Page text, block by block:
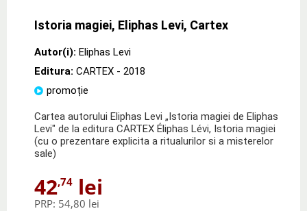
Istoria magiei, Eliphas Levi, Cartex
Autor(i): Eliphas Levi
Editura: CARTEX - 2018
promoție
Cartea autorului Eliphas Levi „Istoria magiei de Eliphas
Levi" de la editura CARTEX Éliphas Lévi, Istoria magiei
(cu o prezentare explicita a ritualurilor si a misterelor
sale)
42,74 lei
PRP: 54,80 lei